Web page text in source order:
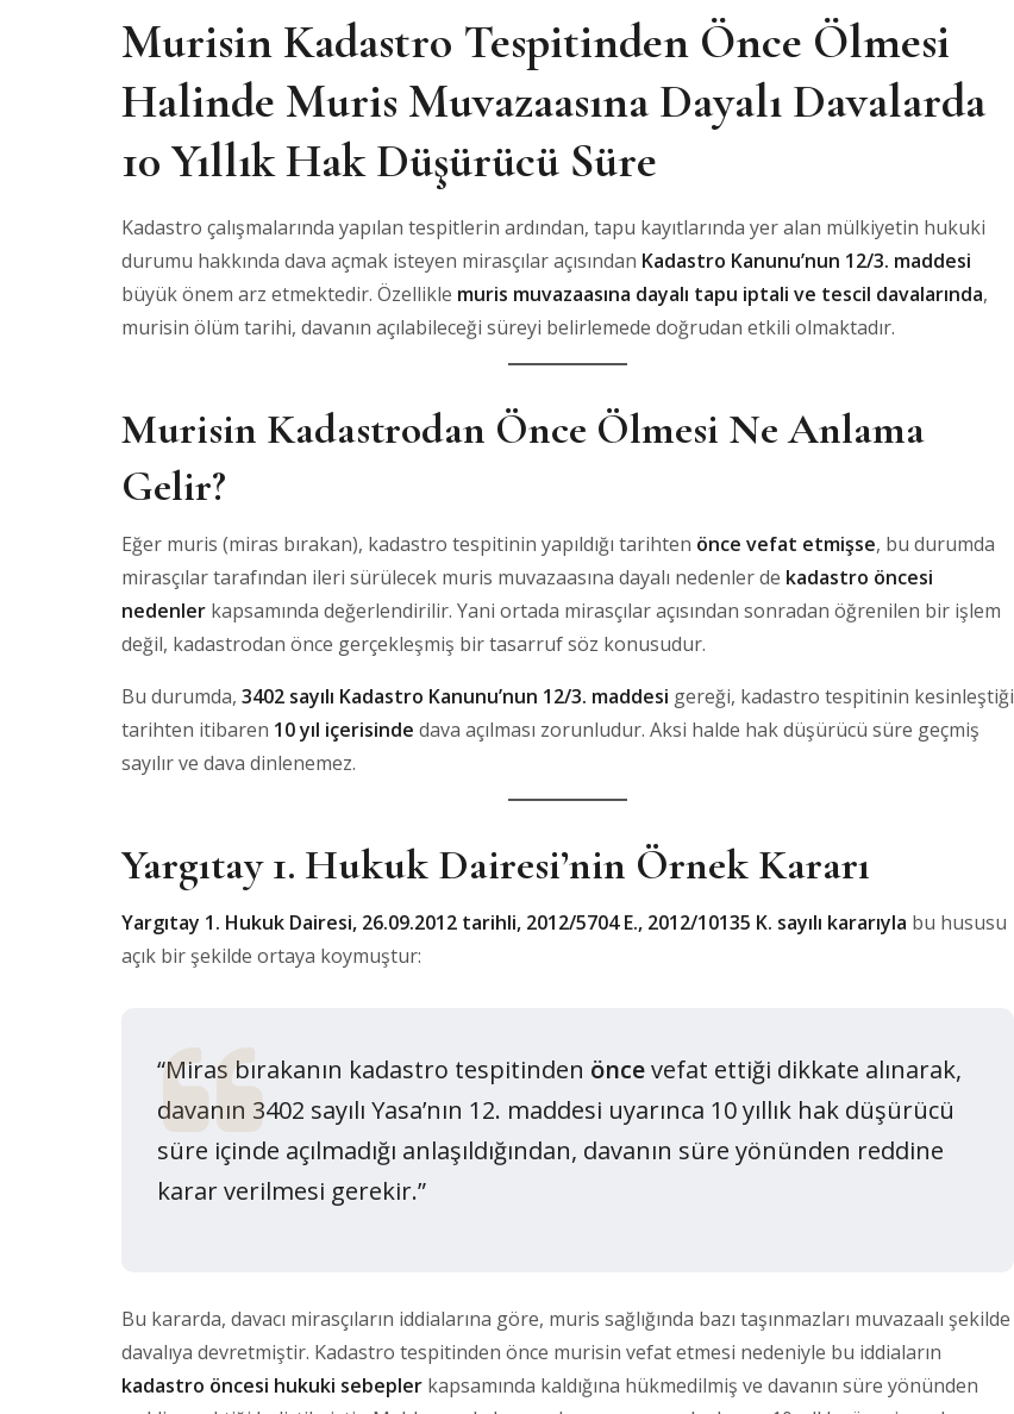
Murisin Kadastro Tespitinden Önce Ölmesi
Halinde Muris Muvazaasına Dayalı Davalarda
10 Yıllık Hak Düşürücü Süre
Kadastro çalışmalarında yapılan tespitlerin ardından, tapu kayıtlarında yer alan mülkiyetin hukuki
durumu hakkında dava açmak isteyen mirasçılar açısından Kadastro Kanunu’nun 12/3. maddesi
büyük önem arz etmektedir. Özellikle muris muvazaasına dayalı tapu iptali ve tescil davalarında,
murisin ölüm tarihi, davanın açılabileceği süreyi belirlemede doğrudan etkili olmaktadır.
Murisin Kadastrodan Önce Ölmesi Ne Anlama
Gelir?
Eğer muris (miras bırakan), kadastro tespitinin yapıldığı tarihten önce vefat etmişse, bu durumda
mirasçılar tarafından ileri sürülecek muris muvazaasına dayalı nedenler de kadastro öncesi
nedenler kapsamında değerlendirilir. Yani ortada mirasçılar açısından sonradan öğrenilen bir işlem
değil, kadastrodan önce gerçekleşmiş bir tasarruf söz konusudur.
Bu durumda, 3402 sayılı Kadastro Kanunu’nun 12/3. maddesi gereği, kadastro tespitinin kesinleştiği
tarihten itibaren 10 yıl içerisinde dava açılması zorunludur. Aksi halde hak düşürücü süre geçmiş
sayılır ve dava dinlenemez.
Yargıtay 1. Hukuk Dairesi’nin Örnek Kararı
Yargıtay 1. Hukuk Dairesi, 26.09.2012 tarihli, 2012/5704 E., 2012/10135 K. sayılı kararıyla bu hususu
açık bir şekilde ortaya koymuştur:
“Miras bırakanın kadastro tespitinden öncevefat ettiği dikkate alınarak,
davanın 3402 sayılı Yasa’nın 12. maddesi uyarınca 10 yıllık hak düşürücü
süre içinde açılmadığı anlaşıldığından, davanın süre yönünden reddine
karar verilmesi gerekir.”
Bu kararda, davacı mirasçıların iddialarına göre, muris sağlığında bazı taşınmazları muvazaalı şekilde
davalıya devretmiştir. Kadastro tespitinden önce murisin vefat etmesi nedeniyle bu iddiaların
kadastro öncesi hukuki sebepler kapsamında kaldığına hükmedilmiş ve davanın süre yönünden